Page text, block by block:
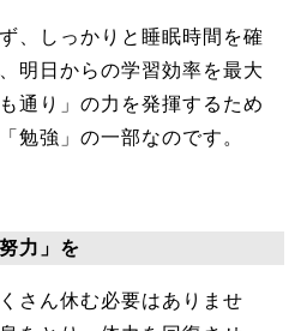
、しっかりと睡眠時間を確
明日からの学習効率を最大
通り」の力を発揮するため
勉強」の一部なのです。
力」を
さん休む必要はありませ